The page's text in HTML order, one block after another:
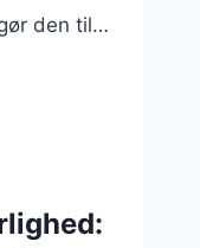
den til…